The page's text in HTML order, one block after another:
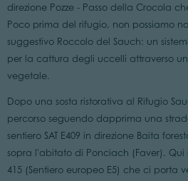
direzione Pozze - Passo della Crocola
Poco prima del rifugio, non possiamo
suggestivo Roccolo del Sauch: un
per la cattura degli uccelli attraverso
vegetale.
Dopo una sosta ristorativa al Rifugio
percorso seguendo dapprima una
sentiero SAT E409 in direzione Baita
sopra l'abitato di Ponciach (Faver). Qui
415 (Sentiero europeo E5) che ci porta